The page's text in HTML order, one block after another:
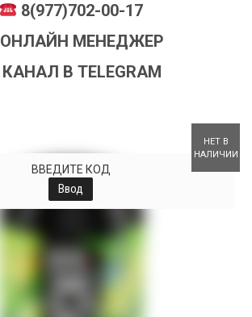
8(977)702-00-17
ОНЛАЙН МЕНЕДЖЕР
КАНАЛ В TELEGRAM
НЕТ В
НАЛИЧИИ
ВВЕДИТЕ КОД
Ввод